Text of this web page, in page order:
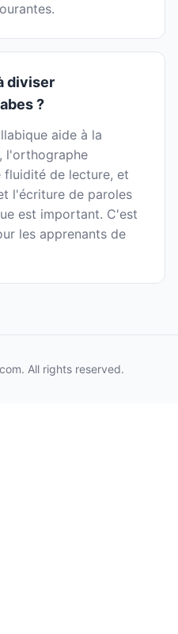
diviser
?
aide à la
, l'orthographe
fluidité de lecture, et
l'écriture de paroles
est important. C'est
les apprenants de
All rights reserved.